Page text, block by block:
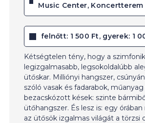
Music Center, Koncertterem
felnőtt: 1 500 Ft, gyerek: 1
Kétségtelen tény, hogy a
legizgalmasabb, legsokoldalúbb
ütőskar. Milliónyi hangszer,
szóló vasak és fadarabok,
bezacskózott kések: szinte
ütőhangszer. És lesz is: egy
az ütősök izgalmas világát a törzsi